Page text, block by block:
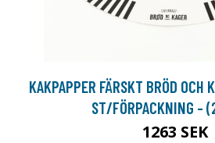
KAKPAPPER FÄRSKT BRÖD OCH
ST/FÖRPACKNING -
1263 SEK